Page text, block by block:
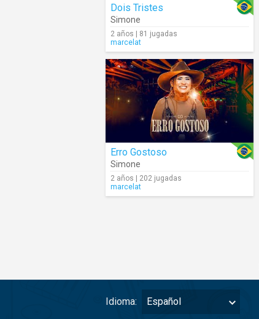
Dois Tristes
Simone
2 años | 81 jugadas
marcelat
Erro Gostoso
Simone
2 años | 202 jugadas
marcelat
Idioma: Español